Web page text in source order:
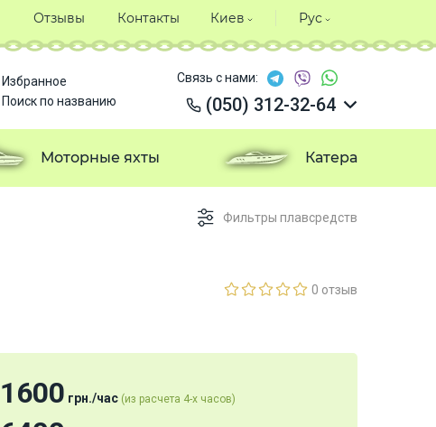
Фильтры плавсредств
0 отзыв
1600 грн./час (из расчета 4-х часов)
Отзывы Контакты Киев Рус
Избранное
Поиск по названию
Связь с нами:
(050) 312-32-64
(050) 312-32-64
(050) 312-32-64
(050) 312-32-64
Моторные яхты Катера